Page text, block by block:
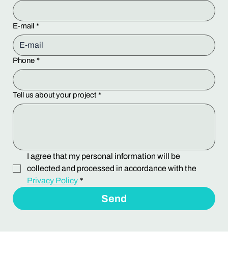
E-mail *
Phone *
Tell us about your project *
I agree that my personal information will be
collected and processed in accordance with the
Privacy Policy *
Send